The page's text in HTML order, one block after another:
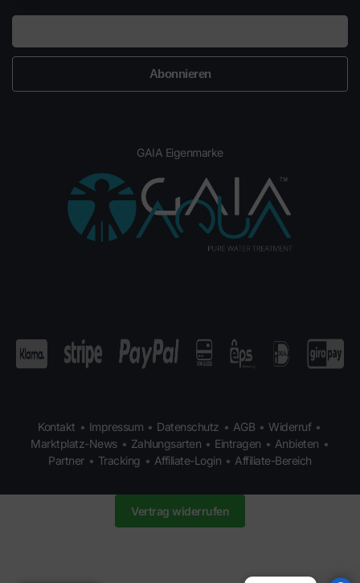
GAIA Eigenmarke
Kontakt • Impressum • Datenschutz • AGB • Widerruf •
Marktplatz-News • Zahlungsarten • Eintragen • Anbieten •
Partner • Tracking • Affiliate-Login • Affiliate-Bereich
Vertrag widerrufen